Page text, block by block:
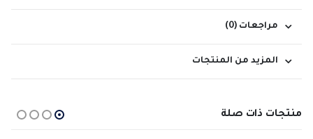
مراجعات (0)
المزيد من المنتجات
منتجات ذات صلة